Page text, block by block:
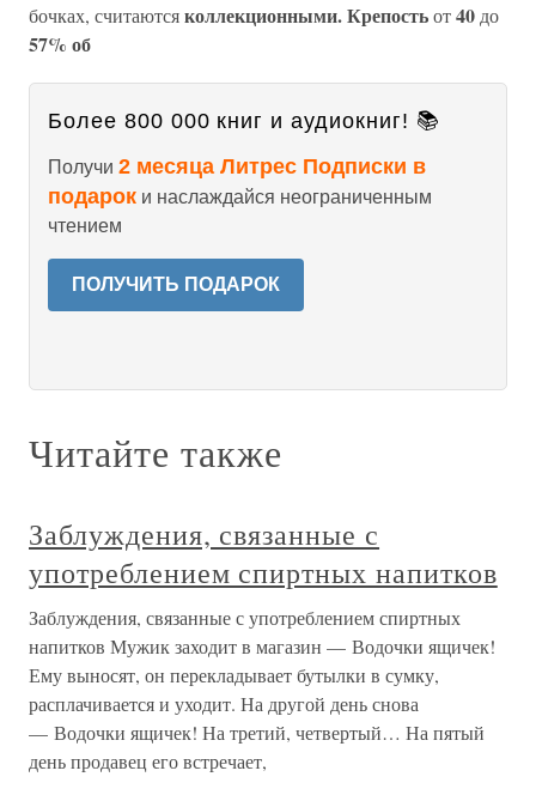
бочках, считаютсяколлекционными. Крепостьот40 до
57% об
Более 800 000 книг и аудиокниг! 📚
Получи 2 месяца Литрес Подписки в
подарок и наслаждайся неограниченным
чтением
ПОЛУЧИТЬ ПОДАРОК
Читайте также
Заблуждения, связанные с
употреблением спиртных напитков
Заблуждения, связанные с употреблением спиртных
напитков Мужик заходит в магазин — Водочки ящичек!
Ему выносят, он перекладывает бутылки в сумку,
расплачивается и уходит. На другой день снова
— Водочки ящичек! На третий, четвертый… На пятый
день продавец его встречает,